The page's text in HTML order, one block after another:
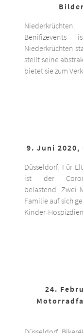
Niederkrüchten
stellt seine
bietet sie zum
9. Juni
Düsseldorf. Für
ist der
belastend. Zwei
Familie auf sich
Kinder-
24.